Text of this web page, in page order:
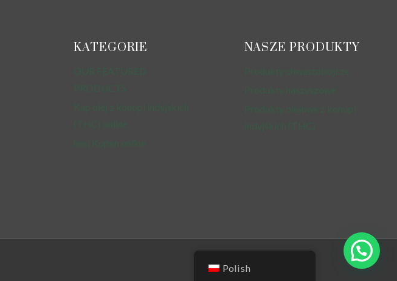
KATEGORIE NASZE PRODUKTY
Polish